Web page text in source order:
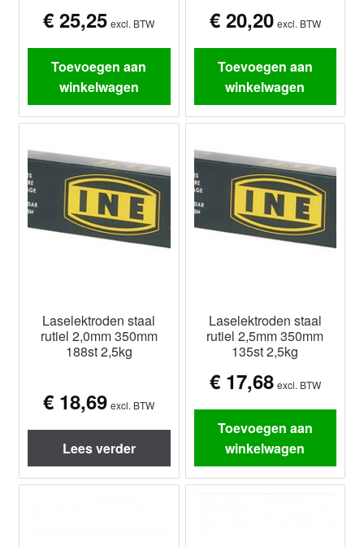
€ 25,25 excl. BTW
Toevoegen aan
winkelwagen
€20,20 excl. BTW
Toevoegen aan
winkelwagen
Laselektroden staal
rutiel 2,0mm 350mm
188st 2,5kg
€ 18,69 excl. BTW
Lees verder
Laselektroden staal
rutiel 2,5mm 350mm
135st 2,5kg
€17,68 excl. BTW
Toevoegen aan
winkelwagen